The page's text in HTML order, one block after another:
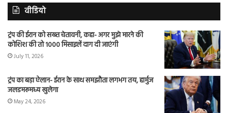
वीडियो
ट्रंप की ईरान को सख्त चेतावनी, कहा- अगर मुझे मारने की
कोशिश की तो 1000 मिसाइलें दाग दी जाएंगी
July 11, 2026
ट्रंप का बड़ा ऐलान- ईरान के साथ समझौता लगभग तय, हार्मुज
जलडमरूमध्य खुलेगा
May 24, 2026